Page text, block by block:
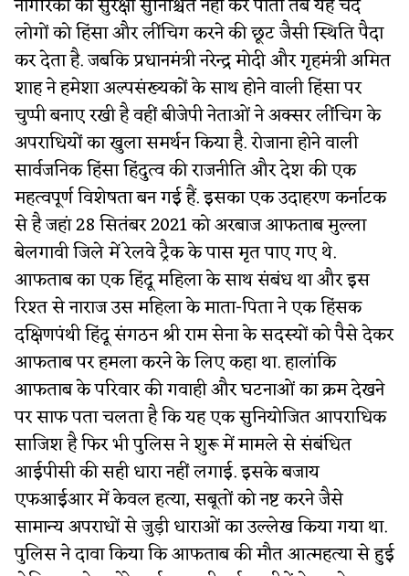
लोगों को हिंसा और लींचिग करने की छूट जैसी स्थिति पैदा
कर देता है. जबकि प्रधानमंत्री नरेन्द्र मोदी और गृहमंत्री अमित
शाह ने हमेशा अल्पसंख्यकों के साथ होने वाली हिंसा पर
चुप्पी बनाए रखी है वहीं बीजेपी नेताओं ने अक्सर लींचिग के
अपराधियों का खुला समर्थन किया है. रोजाना होने वाली
सार्वजनिक हिंसा हिंदुत्व की राजनीति और देश की एक
महत्वपूर्ण विशेषता बन गई हैं. इसका एक उदाहरण कर्नाटक
से है जहां 28 सितंबर 2021 को अरबाज आफताब मुल्ला
बेलगावी जिले में रेलवे ट्रैक के पास मृत पाए गए थे.
आफताब का एक हिंदू महिला के साथ संबंध था और इस
रिश्त से नाराज उस महिला के माता-पिता ने एक हिंसक
दक्षिणपंथी हिंदू संगठन श्री राम सेना के सदस्यों को पैसे देकर
आफताब पर हमला करने के लिए कहा था. हालांकि
आफताब के परिवार की गवाही और घटनाओं का क्रम देखने
पर साफ पता चलता है कि यह एक सुनियोजित आपराधिक
साजिश है फिर भी पुलिस ने शुरू में मामले से संबंधित
आईपीसी की सही धारा नहीं लगाई. इसके बजाय
एफआईआर में केवल हत्या, सबूतों को नष्ट करने जैसे
सामान्य अपराधों से जुड़ी धाराओं का उल्लेख किया गया था.
पुलिस ने दावा किया कि आफताब की मौत आत्महत्या से हुई